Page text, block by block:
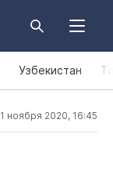
Узбекистан
1 ноября 2020, 16:45